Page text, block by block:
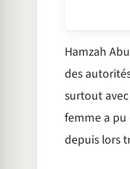
Hamzah
des
surtout
femme a pu
depuis lors